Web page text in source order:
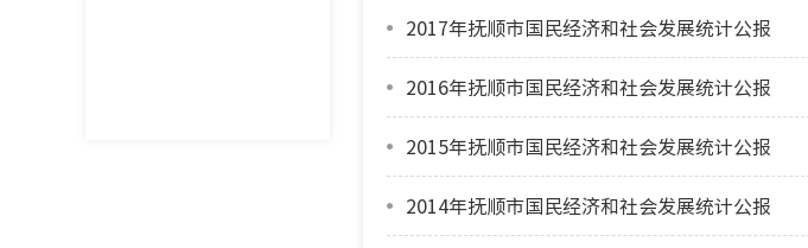
2017年抚顺市国民经济和社会发展统计公报
2016年抚顺市国民经济和社会发展统计公报
2015年抚顺市国民经济和社会发展统计公报
2014年抚顺市国民经济和社会发展统计公报